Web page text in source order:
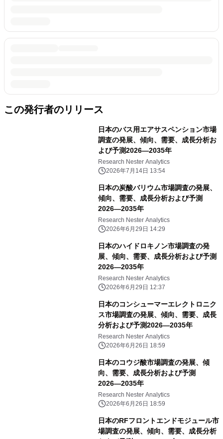
この発行者のリリース
日本のバス用エアサスペンション市場
調査の発展、傾向、需要、成長分析お
よび予測2026―2035年
Research Nester Analytics
2026年7月14日 13:54
日本の炭酸バリウム市場調査の発展、
傾向、需要、成長分析および予測
2026―2035年
Research Nester Analytics
2026年6月29日 14:29
日本のハイドロキノン市場調査の発
展、傾向、需要、成長分析および予測
2026―2035年
Research Nester Analytics
2026年6月29日 12:37
日本のコンシューマーエレクトロニク
ス市場調査の発展、傾向、需要、成長
分析および予測2026―2035年
Research Nester Analytics
2026年6月26日 18:59
日本のコウジ酸市場調査の発展、傾
向、需要、成長分析および予測
2026―2035年
Research Nester Analytics
2026年6月26日 18:59
日本のRFフロントエンドモジュール市
場調査の発展、傾向、需要、成長分析